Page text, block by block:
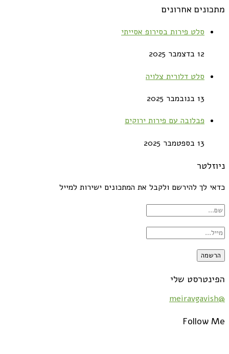
מתכונים אחרונים
סלט פירות בסירופ אסייתי
12 בדצמבר 2025
סלט דלורית צלויה
13 בנובמבר 2025
פבלובה עם פירות ירוקים
13 בספטמבר 2025
ניוזלטר
כדאי לך להירשם ולקבל את המתכונים ישירות למייל
הפינטרסט שלי
@meiravgavish
Follow Me